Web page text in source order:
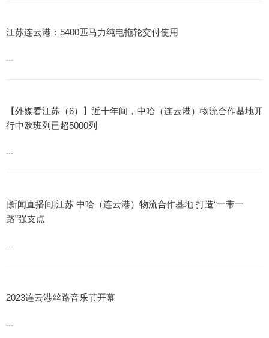
江苏连云港：5400匹马力纯电拖轮交付使用
【外媒看江苏（6）】近十年间，中哈（连云港）物流合作基地开
行中欧班列已超5000列
[新闻直播间]江苏 中哈（连云港）物流合作基地 打造“一带一
路”强支点
2023连云港丝路音乐节开幕